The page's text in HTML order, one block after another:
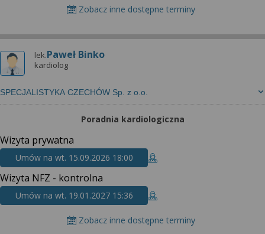
Zobacz inne dostępne terminy
lek.Paweł Binko
kardiolog
SPECJALISTYKA CZECHÓW Sp. z o.o.
Poradnia kardiologiczna
Wizyta prywatna
Umów na wt. 15.09.2026 18:00
Wizyta NFZ - kontrolna
Umów na wt. 19.01.2027 15:36
Zobacz inne dostępne terminy